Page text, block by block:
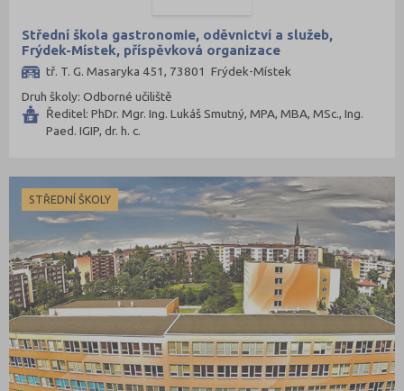
Střední škola gastronomie, oděvnictví a služeb,
Frýdek-Místek, příspěvková organizace
tř. T. G. Masaryka 451, 73801 Frýdek-Místek
Druh školy: Odborné učiliště
Ředitel: PhDr. Mgr. Ing. Lukáš Smutný, MPA, MBA, MSc., Ing.
Paed. IGIP, dr. h. c.
STŘEDNÍ ŠKOLY